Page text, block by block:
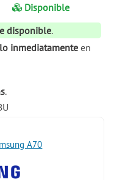
Disponible
disponible.
inmediatamenteen
.
A70